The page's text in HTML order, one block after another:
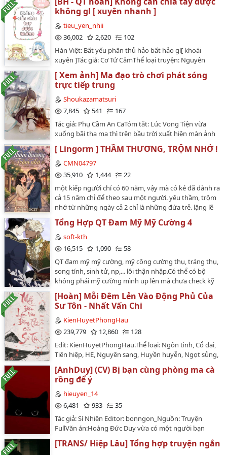
xen lẫn tình tiết H , kết thúc có hậu .…
không gl [ xuyên nhanh ]
tieu_yen_nhii
36,002
2,620
102
Hán Việt: Bất yếu phân thủ hảo bất hảo gl[ khoái
xuyên ]Tác giả: Cơ Tử CâmThể loại truyện: Nguyên
sang - bách hợp - giả tưởng lịch sử - tình yêuThị giác
tác phẩm: Chủ thụPhong cách tác phẩm: Nhẹ
nhàngHệ liệt tương ứng: Tiền nhiệm hệ liệtTiến độ
truyện: Kết thúcSố lượng từ toàn truyện: 284605 tựĐã
xuất bản chưa: Chưa xuất bản (Liên hệ xuất bản)Trạng
Thượng không có bất luận cái gì nhận xét tác phẩm…
[ Xem ảnh] Ma đạo trò chơi phát sóng
trực tiếp trung
Shoukazamatsuri
7,845
541
167
Tác giả: Phụ Cầm An CaTóm tắt: Lúc Vong Tiện vừa
xuống bãi tha ma thì trên bầu trời xuất hiện màn ảnh
phát sóng trực tiếp (livestream) về trò chơi thực tế ảo
"Vô Ki". 1 người chơi vô tình truyền tống tới 1 song
song thế giới khác, xuất hiện trước mặt Vong Tiện khi
nghe học mới bắt đầu, nhưng vẫn nghĩ đang trong
thế giới song song (xem như phó bản). Từ đó thế giới
ấy rẽ theo hướng khác, phát sóng trực tiếp tới thế giới
của Vong Tiện đang ở bãi tha ma cũng thay đổi luôn
thế giới ấy (Thiên đạo giở trò quỷ ^_^ )…
[ Lingorm ] THẦM THƯƠNG, TRỘM NHỚ !
CMN04797
35,910
1,444
22
một kiếp người chỉ có 60 năm, vậy mà có kẻ đã dành ra
cả 15 năm chỉ để theo sau một người. yêu thầm, trộm
nhớ từ những ngày cả 2 chỉ là những đứa trẻ. lặng lẽ
chờ đợi cho đến lúc mình và người đó đều đã là những
nhân vật thành công trong lĩnh vực đã chọn. cái gì
cũng có thể bù đắp, chỉ có tình cảm chân thành của
một con người là vô giá trị...đây sẽ là một chiếc fic hơi
nhật ký , và những kí ức trong trí nhớ của Orm. 15 năm
mình sẽ được cân đo đong đếm lại bằng 15 trang nhật
ký. Hy vọng mọi người đọc nó theo một chiều hướng
tích cực, vì nó là fanfic không phải đời thật. Đừng đem
cảm xúc ra để so với sự ngọt ngào của OTP ở ngoài
thuyết mà mình đã từng đọc.Nên vậy nha...…
Tổng Hợp QT Đam Mỹ Mỹ Cường 4
soft-kth
16,515
1,090
58
QT đam mỹ mỹ cường, mỹ công cường thụ, tráng thụ,
song tính, sinh tử, np,... lôi thận nhập.Có thể có bộ
không phải mỹ cường mình up lên mà chưa check kỹ
mọi người cmt nhắc mình xóa nhé.❗️Lấy cv edit vui lòng
ghi cre.…
[Hoàn] Mỗi Đêm Lẻn Vào Động Phủ Của
Sư Tôn - Nhất Vấn Chi
KienHuyetPhongHau
239,779
12,860
128
Edit: KienHuyetPhongHau.Thể loại: Ngôn tình, Cổ đại,
Tiên hiệp, HE, Nguyên sang, Huyền huyễn, Ngọt sủng,
[Hoàn]Số chương: 110 chương + Ngoại truyệnVăn án :
Ở đây không đủ để giới thiệu, mn vô trong đọc cho
đầy đủ nha(⌒0⌒)／~~…
[AnhDuy] (CV) Bị bạn cùng phòng ma cà
rồng để ý
hieuyen_14
6,481
933
35
Tác giả: Sí Nhiên Editor: bonngon_Nguồn: Truyện
FullVăn án:Hoàng Đức Duy vừa có một người bạn
cùng phòng mới thuê.Đối phương diện mạo xuất
chúng, dáng người cao ráo, ở phương diện nào cũng
[TRANS/ Hiệp Lâu] Tổng hợp truyện ngắn